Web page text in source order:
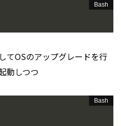
てOSのアップグレードを行
動しつつ